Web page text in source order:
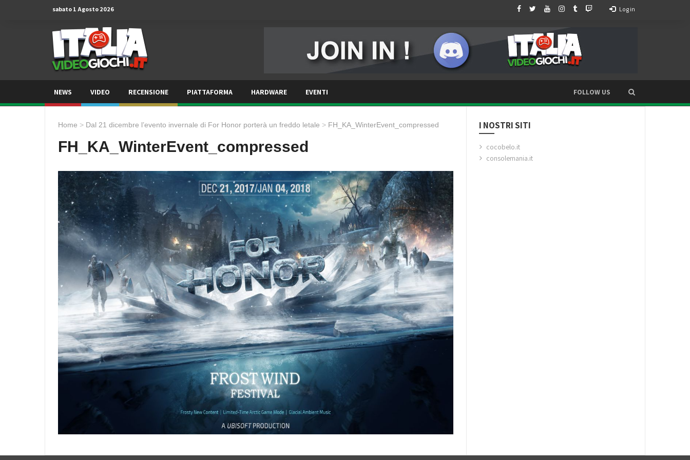
sabato 1 Agosto 2026 Log in
NEWS VIDEO RECENSIONE PIATTAFORMA HARDWARE EVENTI FOLLOW US
Home > Dal 21 dicembre l’evento invernale di For Honor porterà un freddo letale > FH_KA_WinterEvent_compressed
FH_KA_WinterEvent_compressed
I NOSTRI SITI
cocobelo.it
consolemania.it